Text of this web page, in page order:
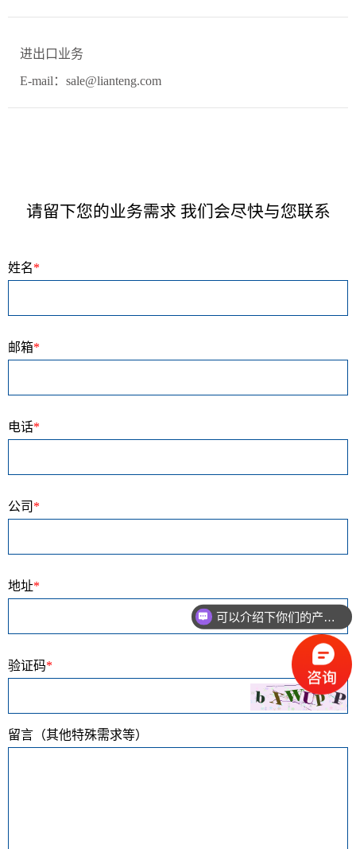
进出口业务
E-mail：sale@lianteng.com
请留下您的业务需求 我们会尽快与您联系
姓名*
邮箱*
电话*
公司 *
地址*
验证码*
留言（其他特殊需求等）
可以介绍下你们的产品么
你们是怎么收费的呢